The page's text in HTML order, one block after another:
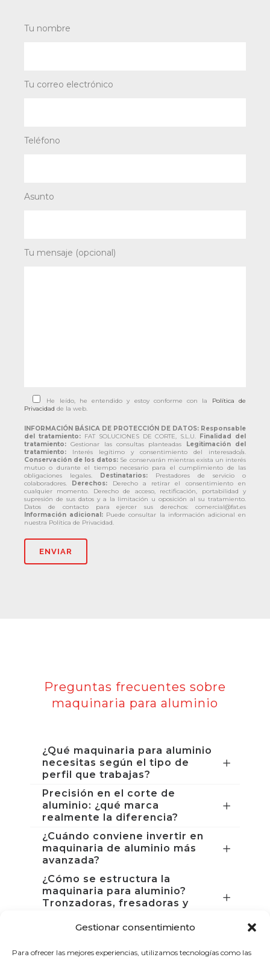
Gestionar consentimiento
Para ofrecer las mejores experiencias, utilizamos tecnologías como las
Tu nombre
Tu correo electrónico
Teléfono
Asunto
Tu mensaje (opcional)
He leído, he entendido y estoy conforme con la Política de
Privacidad de la web.
INFORMACIÓN BÁSICA DE PROTECCIÓN DE DATOS: Responsable
del tratamiento:FAT SOLUCIONES DE CORTE, S.L.U.
Finalidad del
tratamiento: Gestionar las consultas planteadas
Legitimación del
tratamiento: Interés legítimo y consentimiento del interesado/a.
Conservación de los datos: Se conservarán mientras exista un interés
mutuo o durante el tiempo necesario para el cumplimiento de las
obligaciones legales.
Destinatarios: Prestadores de servicio o
colaboradores.
Derechos: Derecho a retirar el consentimiento en
cualquier momento. Derecho de acceso, rectificación, portabilidad y
supresión de sus datos y a la limitación u oposición al su tratamiento.
Datos de contacto para ejercer sus derechos: comercial@fat.es
Información adicional: Puede consultar la información adicional en
nuestra Política de Privacidad.
Preguntas frecuentes sobre
maquinaria para aluminio
¿Qué maquinaria para aluminio
necesitas según el tipo de
perfil que trabajas?
Precisión en el corte de
aluminio: ¿qué marca
realmente la diferencia?
¿Cuándo conviene invertir en
maquinaria de aluminio más
avanzada?
¿Cómo se estructura la
maquinaria para aluminio?
Tronzadoras, fresadoras y
¿Qué debes tener en cuenta